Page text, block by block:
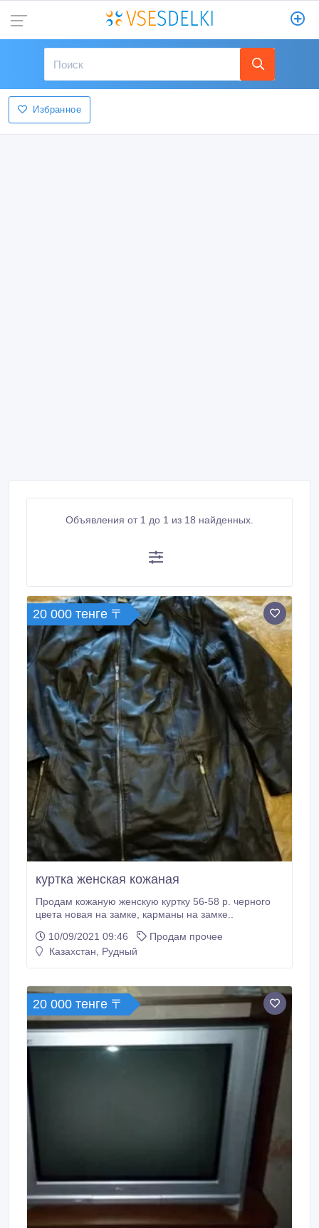
Избранное
Объявления от 1 до 1 из 18 найденных.
20 000 тенге 〒
куртка женская кожаная
Продам кожаную женскую куртку 56-58 р. черного
цвета новая на замке, карманы на замке..
10/09/2021 09:46
Продам прочее
Казахстан, Рудный
20 000 тенге 〒